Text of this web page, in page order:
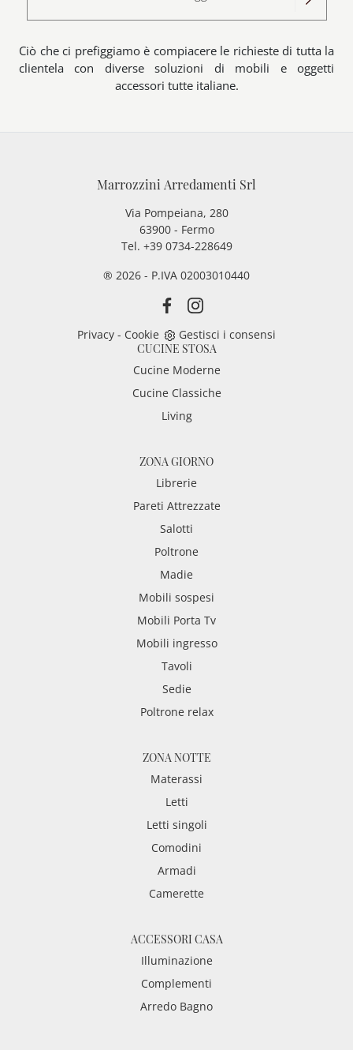
Ciò che ci prefiggiamo è compiacere le richieste di tutta la
clientela con diverse soluzioni di mobili e oggetti
accessori tutte italiane.
Marrozzini Arredamenti Srl
Via Pompeiana, 280
63900 - Fermo
Tel. +39 0734-228649
® 2026 - P.IVA 02003010440
Privacy - Cookie
Gestisci i consensi
CUCINE STOSA
Cucine Moderne
Cucine Classiche
Living
ZONA GIORNO
Librerie
Pareti Attrezzate
Salotti
Poltrone
Madie
Mobili sospesi
Mobili Porta Tv
Mobili ingresso
Tavoli
Sedie
Poltrone relax
ZONA NOTTE
Materassi
Letti
Letti singoli
Comodini
Armadi
Camerette
ACCESSORI CASA
Illuminazione
Complementi
Arredo Bagno